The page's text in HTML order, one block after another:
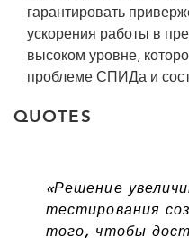
гарантировать
ускорения работы в
высоком уровне,
проблеме СПИДа и
QUOTES
«Решение
тестирования
того, чтобы